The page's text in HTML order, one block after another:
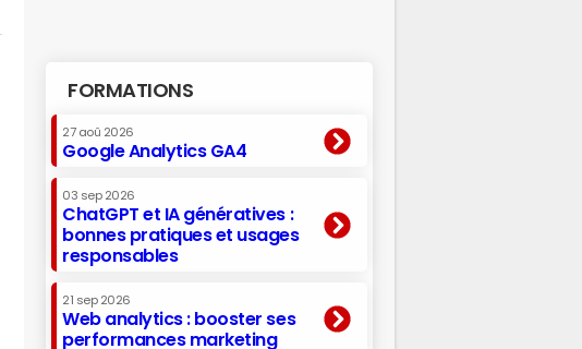
FORMATIONS
27 aoû 2026
Google Analytics GA4
03 sep 2026
ChatGPT et IA génératives :
bonnes pratiques et usages
responsables
21 sep 2026
Web analytics : booster ses
performances marketing